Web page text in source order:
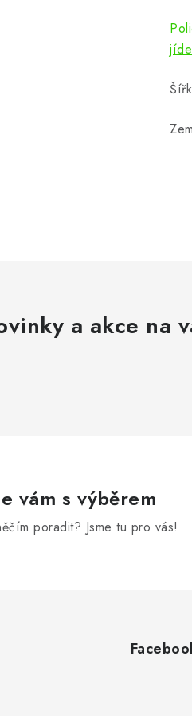
a akce na
vám s výběrem
poradit? Jsme tu pro vás!